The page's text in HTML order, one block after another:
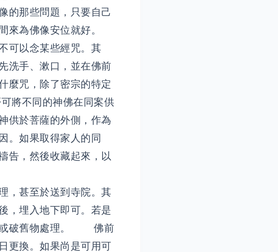
的那些問題，只要自己
來為佛像安位就好。
可以念某些經咒。其
洗手、漱口，並在佛前
麼咒，除了密宗的特定
將不同的神佛在同案供
供於菩薩的外側，作為
。如果取得家人的同
告，然後收藏起來，以
，甚至於送到寺院。其
，埋入地下即可。若是
或破舊物處理。 佛前
更換。如果尚是可用可